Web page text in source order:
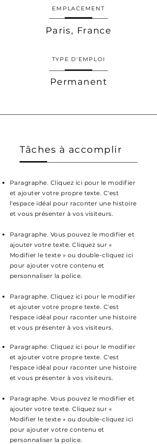
EMPLACEMENT
Paris, France
TYPE D'EMPLOI
Permanent
Tâches à accomplir
Paragraphe. Cliquez ici pour le modifier
et ajouter votre propre texte. C'est
l'espace idéal pour raconter une histoire
et vous présenter à vos visiteurs.
Paragraphe. Vous pouvez le modifier et
ajouter votre texte. Cliquez sur «
Modifier le texte » ou double-cliquez ici
pour ajouter votre contenu et
personnaliser la police.
Paragraphe. Cliquez ici pour le modifier
et ajouter votre propre texte. C'est
l'espace idéal pour raconter une histoire
et vous présenter à vos visiteurs.
Paragraphe. Cliquez ici pour le modifier
et ajouter votre propre texte. C'est
l'espace idéal pour raconter une histoire
et vous présenter à vos visiteurs.
Paragraphe. Vous pouvez le modifier et
ajouter votre texte. Cliquez sur «
Modifier le texte » ou double-cliquez ici
pour ajouter votre contenu et
personnaliser la police.